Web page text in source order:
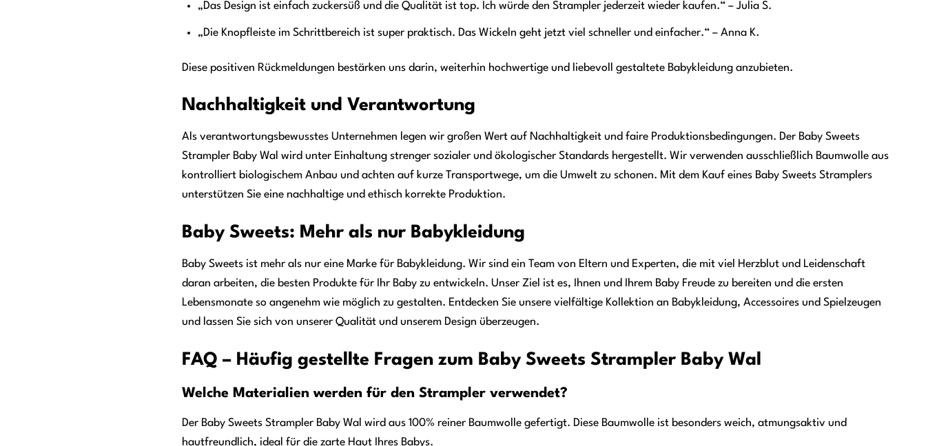
„Das Design ist einfach zuckersüß und die Qualität ist top. Ich würde den Strampler jederzeit wieder kaufen.“ – Julia S.
„Die Knopfleiste im Schrittbereich ist super praktisch. Das Wickeln geht jetzt viel schneller und einfacher.“ – Anna K.
Diese positiven Rückmeldungen bestärken uns darin, weiterhin hochwertige und liebevoll gestaltete Babykleidung anzubieten.
Nachhaltigkeit und Verantwortung
Als verantwortungsbewusstes Unternehmen legen wir großen Wert auf Nachhaltigkeit und faire Produktionsbedingungen. Der Baby Sweets
Strampler Baby Wal wird unter Einhaltung strenger sozialer und ökologischer Standards hergestellt. Wir verwenden ausschließlich Baumwolle aus
kontrolliert biologischem Anbau und achten auf kurze Transportwege, um die Umwelt zu schonen. Mit dem Kauf eines Baby Sweets Stramplers
unterstützen Sie eine nachhaltige und ethisch korrekte Produktion.
Baby Sweets: Mehr als nur Babykleidung
Baby Sweets ist mehr als nur eine Marke für Babykleidung. Wir sind ein Team von Eltern und Experten, die mit viel Herzblut und Leidenschaft
daran arbeiten, die besten Produkte für Ihr Baby zu entwickeln. Unser Ziel ist es, Ihnen und Ihrem Baby Freude zu bereiten und die ersten
Lebensmonate so angenehm wie möglich zu gestalten. Entdecken Sie unsere vielfältige Kollektion an Babykleidung, Accessoires und Spielzeugen
und lassen Sie sich von unserer Qualität und unserem Design überzeugen.
FAQ – Häufig gestellte Fragen zum Baby Sweets Strampler Baby Wal
Welche Materialien werden für den Strampler verwendet?
Der Baby Sweets Strampler Baby Wal wird aus 100% reiner Baumwolle gefertigt. Diese Baumwolle ist besonders weich, atmungsaktiv und
hautfreundlich, ideal für die zarte Haut Ihres Babys.